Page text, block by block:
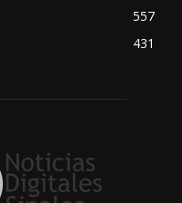
557
431